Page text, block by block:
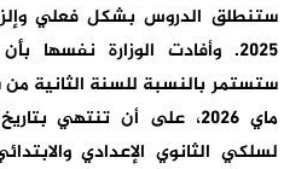
2025. وأفادت الوزارة نفسها
لسلكي الثانوي الإعدادي